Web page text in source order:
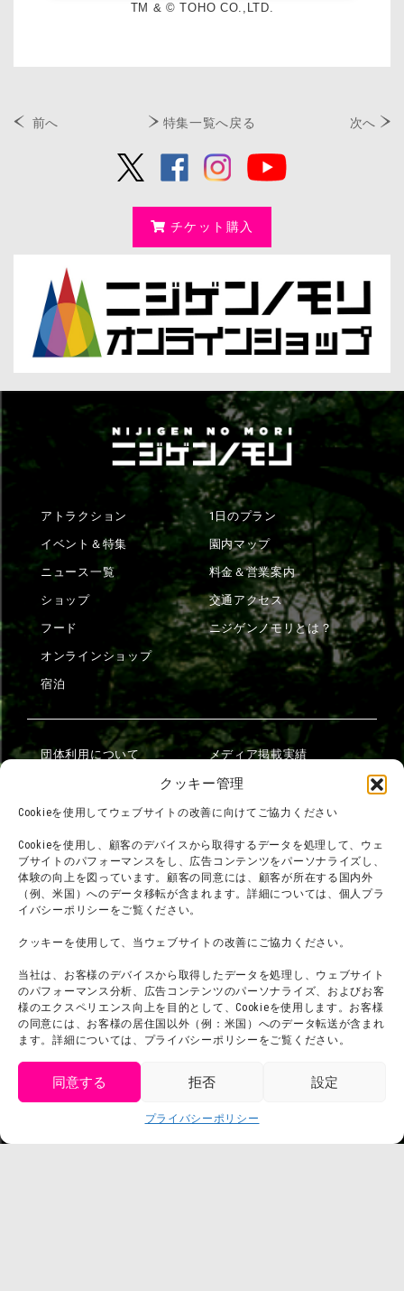
クッキー管理
Cookieを使用してウェブサイトの改善に向けてご協力ください
Cookieを使用し、顧客のデバイスから取得するデータを処理して、ウェ
ブサイトのパフォーマンスをし、広告コンテンツをパーソナライズし、
体験の向上を図っています。顧客の同意には、顧客が所在する国内外
（例、米国）へのデータ移転が含まれます。詳細については、個人プラ
イバシーポリシーをご覧ください。
クッキーを使用して、当ウェブサイトの改善にご協力ください。
当社は、お客様のデバイスから取得したデータを処理し、ウェブサイト
のパフォーマンス分析、広告コンテンツのパーソナライズ、およびお客
様のエクスペリエンス向上を目的として、Cookieを使用します。お客様
の同意には、お客様の居住国以外（例：米国）へのデータ転送が含まれ
ます。詳細については、プライバシーポリシーをご覧ください。
同意する 拒否 設定
プライバシーポリシー
TM & © TOHO CO.,LTD.
前へ 特集一覧へ戻る 次へ
チケット購入
アトラクション
イベント＆特集
ニュース一覧
ショップ
フード
オンラインショップ
宿泊
1日のプラン
園内マップ
料金＆営業案内
交通アクセス
ニジゲンノモリとは？
団体利用について
チームビルディング計画
よくある質問・
利用規約
プライバシーポリシー
プレスリリース
メディア掲載実績
SNS
法令に基づく表記
会社概要
スタッフ募集